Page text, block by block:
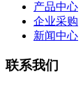
产品中心
企业采购
新闻中心
联系我们